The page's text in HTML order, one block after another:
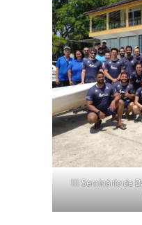
III Seminário de